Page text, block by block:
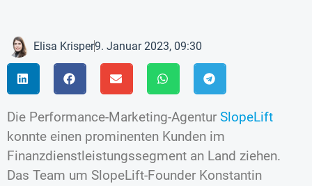
Elisa Krisper9. Januar 2023, 09:30
Die Performance-Marketing-Agentur SlopeLift
konnte einen prominenten Kunden im
Finanzdienstleistungssegment an Land ziehen.
Das Team um SlopeLift-Founder Konstantin